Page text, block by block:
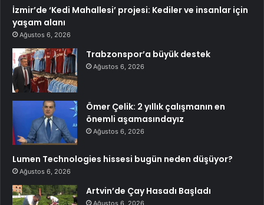
İzmir’de ‘Kedi Mahallesi’ projesi: Kediler ve insanlar için
yaşam alanı
Ağustos 6, 2026
Trabzonspor’a büyük destek
Ağustos 6, 2026
Ömer Çelik: 2 yıllık çalışmanın en
önemli aşamasındayız
Ağustos 6, 2026
Lumen Technologies hissesi bugün neden düşüyor?
Ağustos 6, 2026
Artvin’de Çay Hasadı Başladı